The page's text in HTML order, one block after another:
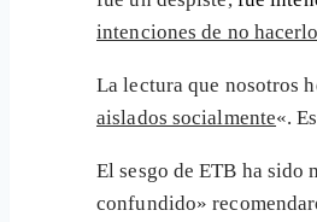
intenciones de no
La lectura que nosotros
aislados socialmente«.
El sesgo de ETB ha sido
confundido»